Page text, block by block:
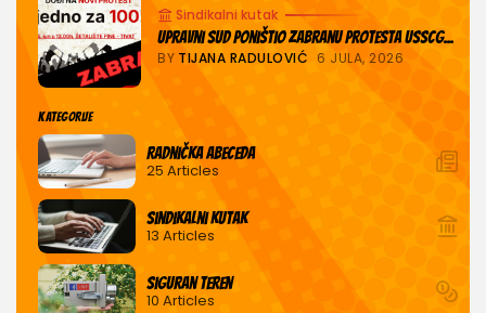
Sindikalni kutak
Upravni sud poništio zabranu protesta USSCG...
BY TIJANA RADULOVIĆ 6 JULA, 2026
KATEGORIJE
Radnička abeceda
25 Articles
Sindikalni kutak
13 Articles
Siguran teren
10 Articles